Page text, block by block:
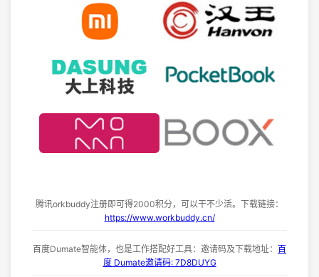
腾讯orkbuddy注册即可得2000积分，可以干不少活。下载链接：
https://www.workbuddy.cn/
百度Dumate智能体，也是工作搭配好工具：邀请码及下载地址： 百
度 Dumate邀请码: 7D8DUYG